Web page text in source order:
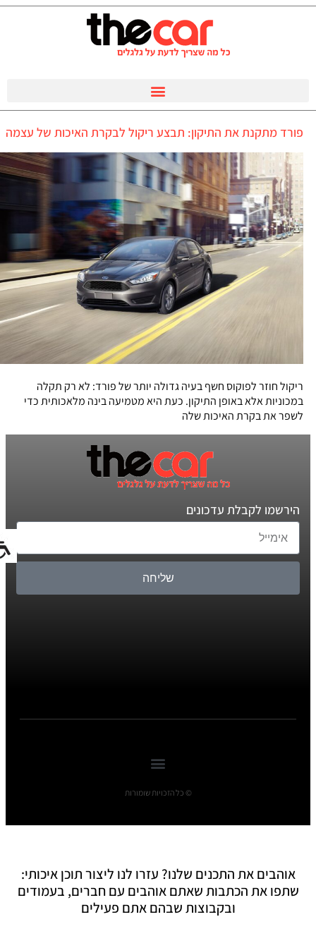
פורד מתקנת את התיקון: תבצע ריקול לבקרת האיכות של עצמה
ריקול חוזר לפוקוס חשף בעיה גדולה יותר של פורד: לא רק תקלה
במכוניות אלא באופן התיקון. כעת היא מטמיעה בינה מלאכותית כדי
לשפר את בקרת האיכות שלה
הירשמו לקבלת עדכונים
שליחה
© כל הזכויות שומורות
אוהבים את התכנים שלנו? עזרו לנו ליצור תוכן איכותי:
שתפו את הכתבות שאתם אוהבים עם חברים, בעמודים
ובקבוצות שבהם אתם פעילים